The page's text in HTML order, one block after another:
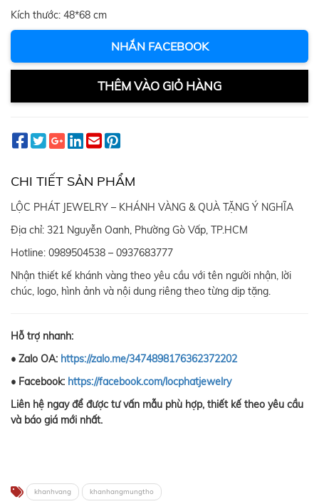
Kích thước: 48*68 cm
NHẮN FACEBOOK
THÊM VÀO GIỎ HÀNG
CHI TIẾT SẢN PHẨM
LỘC PHÁT JEWELRY – KHÁNH VÀNG & QUÀ TẶNG Ý NGHĨA
Địa chỉ: 321 Nguyễn Oanh, Phường Gò Vấp, TP.HCM
Hotline: 0989504538 – 0937683777
Nhận thiết kế khánh vàng theo yêu cầu với tên người nhận, lời
chúc, logo, hình ảnh và nội dung riêng theo từng dịp tặng.
Hỗ trợ nhanh:
• Zalo OA: https://zalo.me/3474898176362372202
• Facebook: https://facebook.com/locphatjewelry
Liên hệ ngay để được tư vấn mẫu phù hợp, thiết kế theo yêu cầu
và báo giá mới nhất.
khanhvang khanhangmungtho